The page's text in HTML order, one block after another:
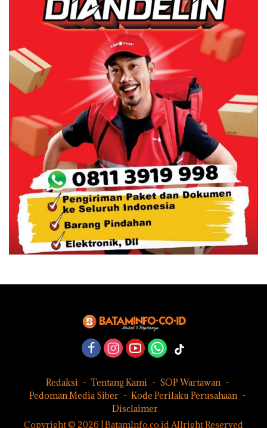
Redaksi Tentang Kami
SOP Wartawan
Pedoman Media Siber
Kode Perilaku Perusahaan
Disclaimer
Copyright © 2026 | BatamInfo.co.id Allright Reserved